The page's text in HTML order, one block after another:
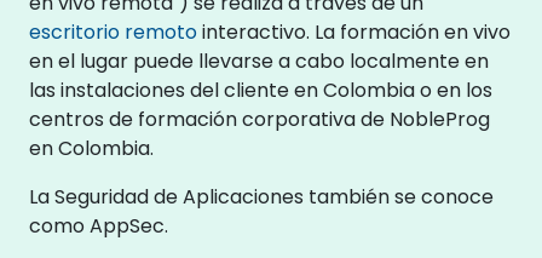
escritorio remotointeractivo. La formación en vivo
en el lugar puede llevarse a cabo localmente en
las instalaciones del cliente en Colombia o en los
centros de formación corporativa de NobleProg
en Colombia.
La Seguridad de Aplicaciones también se conoce
como AppSec.